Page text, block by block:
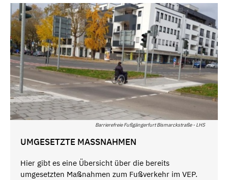
Barrierefreie Fußgängerfurt Bismarckstraße - LHS
UMGESETZTE MASSNAHMEN
Hier gibt es eine Übersicht über die bereits
umgesetzten Maßnahmen zum Fußverkehr im VEP.